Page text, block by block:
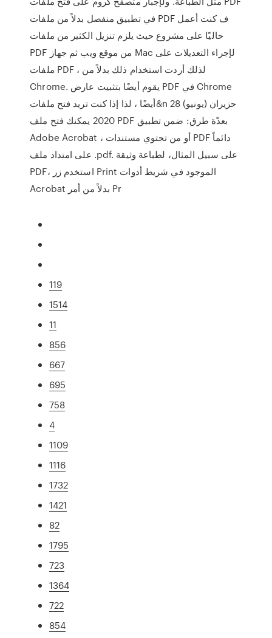
في تطبيق منفصل بدلاً من ملفات PDF ف كنت أعمل
حاليًا على مشروع حيث يلزم تنزيل الكثير من ملفات
PDF من موقع ويب ثم جهاز Mac لإجراء التعديلات على
ملفات PDF ، لذلك أردت استخدام ذلك بدلاً من
Chrome. يقوم أيضًا بتثبيت عارض PDF في Chrome
أيضًا ، لذا إذا كنت تريد فتح ملفات&n 28 حزيران (يونيو)
2020 يمكنك فتح ملف PDF بعدّة طرق: ضمن تطبيق
Adobe Acrobat ، أو من تحتوي مستندات PDF دائماً
على امتداد ملف .pdf. على سبيل المثال، لطباعة وثيقة
PDF، استخدم زر Print الموجود في شريط أدوات
Acrobat بدلاً من أمر Pr
119
1514
11
856
667
695
758
4
1109
1116
1732
1421
82
1795
723
1364
722
854